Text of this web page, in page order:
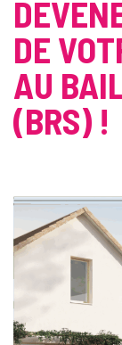
DE
AU
(BRS) !